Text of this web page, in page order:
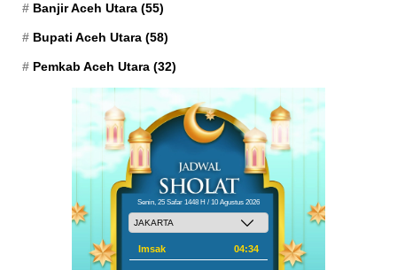
Banjir Aceh Utara (55)
Bupati Aceh Utara (58)
Pemkab Aceh Utara (32)
Senin, 25 Safar 1448 H / 10 Agustus 2026
Imsak 04:34